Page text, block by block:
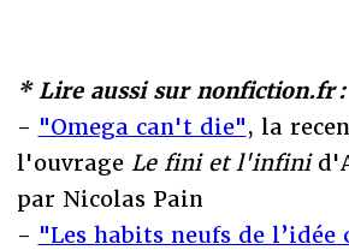
* Lire aussi sur nonfiction.fr :
- "Omega can't die", la
l'ouvrageLe fini et l'infini
par Nicolas Pain
- "Les habits neufs de l’idée